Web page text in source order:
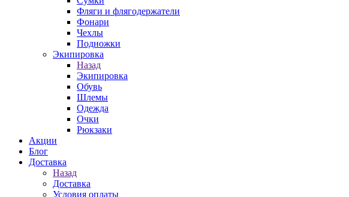
Фляги и флягодержатели
Фонари
Чехлы
Подножки
Экипировка
Назад
Экипировка
Обувь
Шлемы
Одежда
Очки
Рюкзаки
Акции
Блог
Доставка
Назад
Доставка
Условия оплаты